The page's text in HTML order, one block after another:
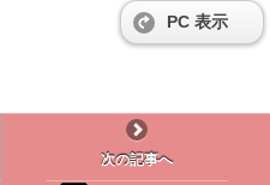
PC 表示
次の記事へ